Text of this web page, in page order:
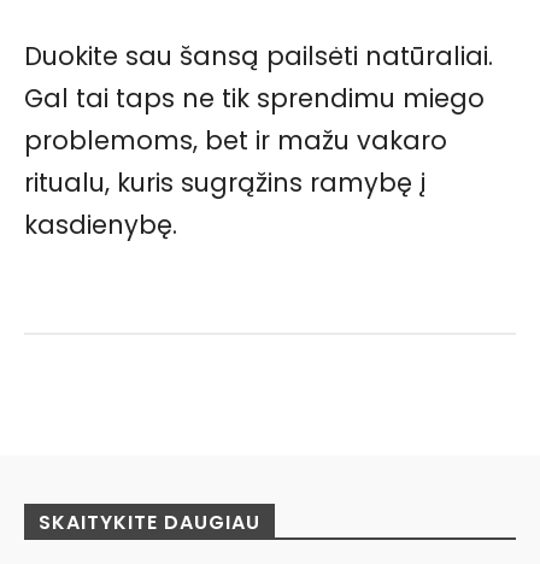
Duokite sau šansą pailsėti natūraliai.
Gal tai taps ne tik sprendimu miego
problemoms, bet ir mažu vakaro
ritualu, kuris sugrąžins ramybę į
kasdienybę.
SKAITYKITE DAUGIAU